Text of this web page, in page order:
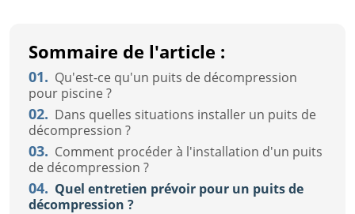
Sommaire de l'article :
01. Qu'est-ce qu'un puits de décompression
pour piscine ?
02. Dans quelles situations installer un puits de
décompression ?
03. Comment procéder à l'installation d'un puits
de décompression ?
04. Quel entretien prévoir pour un puits de
décompression ?